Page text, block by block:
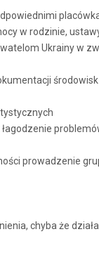
w rodzinie,
Ukrainy w
prowadzenie
chyba że